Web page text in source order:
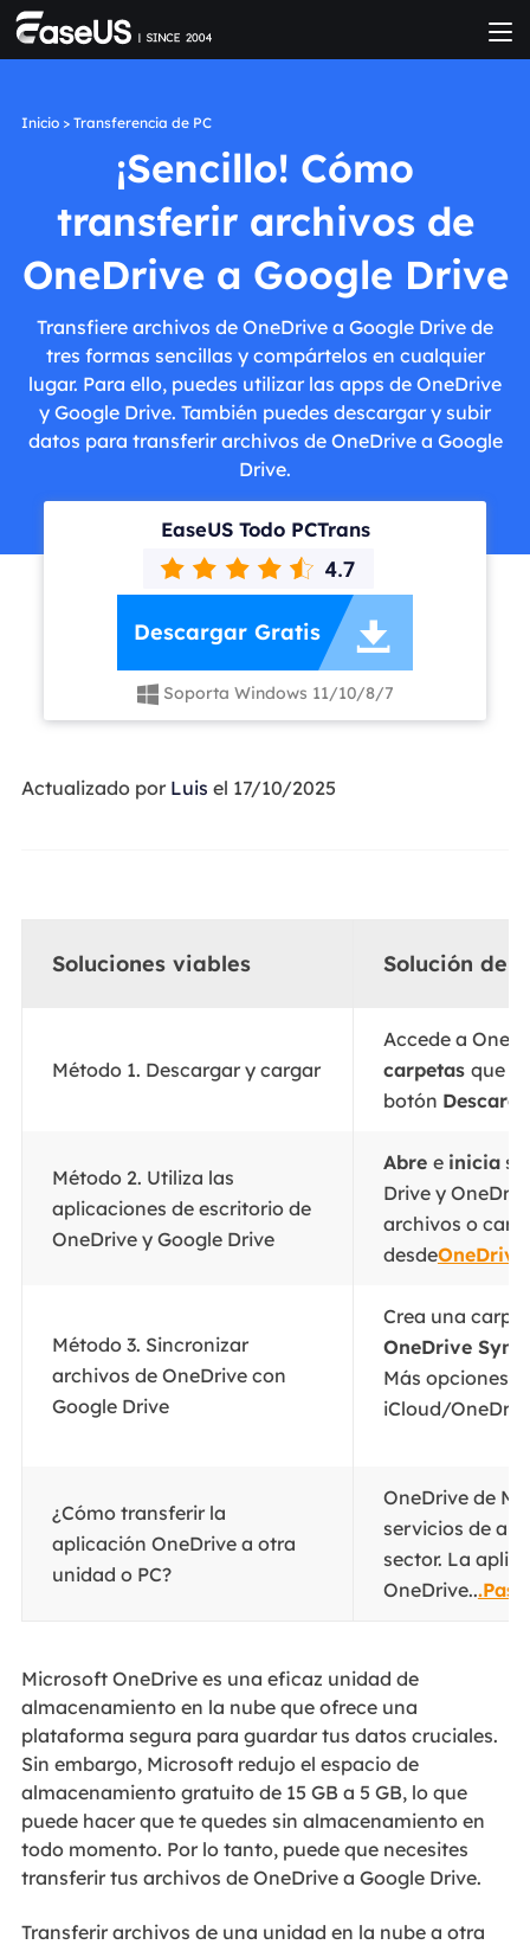
Inicio> Transferencia de PC
¡Sencillo! Cómo
transferir archivos de
OneDrive a Google Drive
Transfiere archivos de OneDrive a Google Drive de
tres formas sencillas y compártelos en cualquier
lugar. Para ello, puedes utilizar las apps de OneDrive
y Google Drive. También puedes descargar y subir
datos para transferir archivos de OneDrive a Google
Drive.
EaseUS Todo PCTrans
Descargar Gratis 
Soporta Windows 11/10/8/7
Actualizado por Luis el 17/10/2025
Soluciones viables Solución de
Método 1. Descargar y cargar
Accede a
carpetas que
botón
Método 2. Utiliza las
aplicaciones de escritorio de
OneDrive y Google Drive
Abre e inicia
Drive y
archivos o
desde
Método 3. Sincronizar
archivos de OneDrive con
Google Drive
Crea una
OneDrive Sync
Más opciones:
iCloud/
¿Cómo transferir la
aplicación OneDrive a otra
unidad o PC?
OneDrive de
servicios de
sector. La
OneDrive..
Microsoft OneDrive es una eficaz unidad de
almacenamiento en la nube que ofrece una
plataforma segura para guardar tus datos cruciales.
Sin embargo, Microsoft redujo el espacio de
almacenamiento gratuito de 15 GB a 5 GB, lo que
puede hacer que te quedes sin almacenamiento en
todo momento. Por lo tanto, puede que necesites
transferir tus archivos de OneDrive a Google Drive.
Transferir archivos de una unidad en la nube a otra